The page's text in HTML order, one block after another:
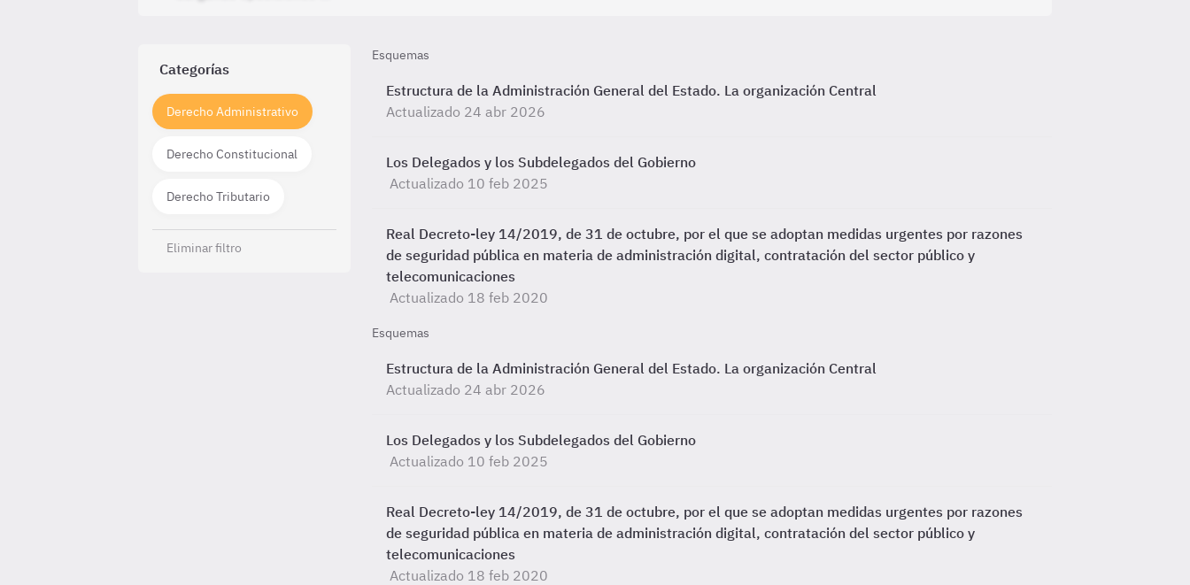
Categorías
Derecho Administrativo
Derecho Constitucional
Derecho Tributario
Eliminar filtro
Esquemas
Estructura de la Administración General del Estado. La organización Central
Actualizado 24 abr 2026
Los Delegados y los Subdelegados del Gobierno
Actualizado 10 feb 2025
Real Decreto-ley 14/2019, de 31 de octubre, por el que se adoptan medidas urgentes por razones
de seguridad pública en materia de administración digital, contratación del sector público y
telecomunicaciones
Actualizado 18 feb 2020
Esquemas
Estructura de la Administración General del Estado. La organización Central
Actualizado 24 abr 2026
Los Delegados y los Subdelegados del Gobierno
Actualizado 10 feb 2025
Real Decreto-ley 14/2019, de 31 de octubre, por el que se adoptan medidas urgentes por razones
de seguridad pública en materia de administración digital, contratación del sector público y
telecomunicaciones
Actualizado 18 feb 2020